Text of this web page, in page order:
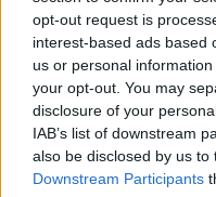
opt-out request is
interest-based ads based
us or personal
your opt-out. You may
disclosure of your
IAB’s list of downstream
also be disclosed by us to
Downstream Participants